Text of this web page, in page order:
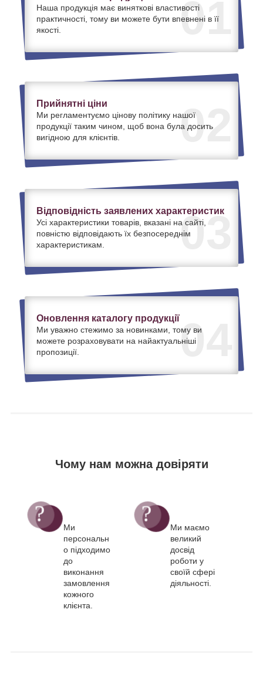
01
Наша продукція має виняткові властивості
практичності, тому ви можете бути впевнені в її
якості.
02
Прийнятні ціни
Ми регламентуємо цінову політику нашої
продукції таким чином, щоб вона була досить
вигідною для клієнтів.
03
Відповідність заявлених характеристик
Усі характеристики товарів, вказані на сайті,
повністю відповідають їх безпосереднім
характеристикам.
04
Оновлення каталогу продукції
Ми уважно стежимо за новинками, тому ви
можете розраховувати на найактуальніші
пропозиції.
Чому нам можна довіряти
Ми
персональн
о підходимо
до
виконання
замовлення
кожного
клієнта.
Ми маємо
великий
досвід
роботи у
своїй сфері
діяльності.